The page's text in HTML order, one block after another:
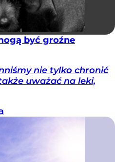
być groźne
nie tylko chronić
uważać na leki,